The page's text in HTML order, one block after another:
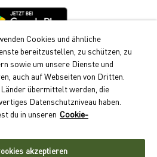
Sie die beliebten Cumulus-Punkte.
wie Sie Cumulus-Punkte sammeln
Cookies und ähnliche
bereitzustellen, zu schützen, zu
sowie um unsere Dienste und
auch auf Webseiten von Dritten.
übermittelt werden, die
Datenschutzniveau haben.
du in unseren Cookie-
akzeptieren